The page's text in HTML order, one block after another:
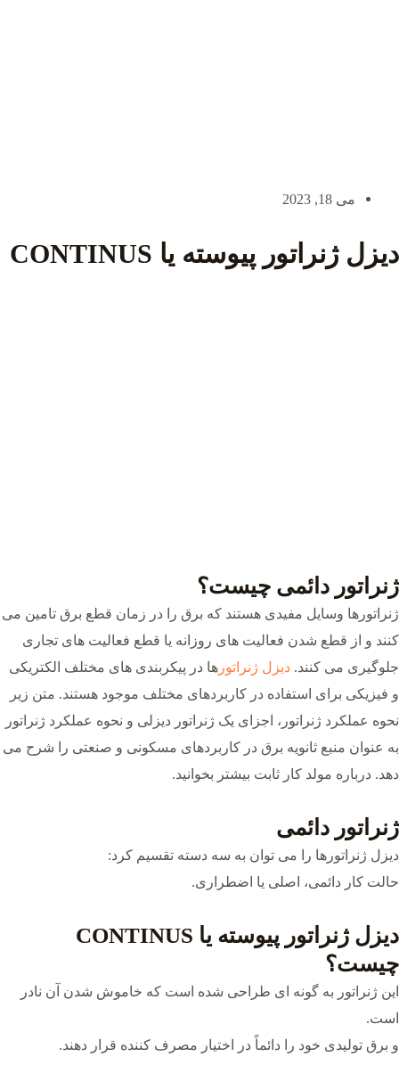
می 18, 2023
دیزل ژنراتور پیوسته یا CONTINUS
ژنراتور دائمی چیست؟
ژنراتورها وسایل مفیدی هستند که برق را در زمان قطع برق تامین می
کنند و از قطع شدن فعالیت های روزانه یا قطع فعالیت های تجاری
جلوگیری می کنند. دیزل ژنراتور ها در پیکربندی های مختلف الکتریکی
و فیزیکی برای استفاده در کاربردهای مختلف موجود هستند. متن زیر
نحوه عملکرد ژنراتور، اجزای یک ژنراتور دیزلی و نحوه عملکرد ژنراتور
به عنوان منبع ثانویه برق در کاربردهای مسکونی و صنعتی را شرح می
دهد. درباره مولد کار ثابت بیشتر بخوانید.
ژنراتور دائمی
دیزل ژنراتورها را می توان به سه دسته تقسیم کرد:
حالت کار دائمی، اصلی یا اضطراری.
دیزل ژنراتور پیوسته یا CONTINUS
چیست؟
این ژنراتور به گونه ای طراحی شده است که خاموش شدن آن نادر
است.
و برق تولیدی خود را دائماً در اختیار مصرف کننده قرار دهند.